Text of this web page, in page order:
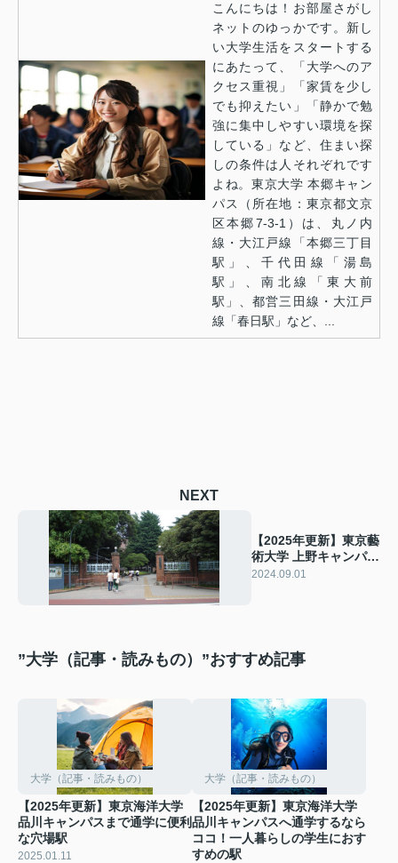
こんにちは！お部屋さがし
ネットのゆっかです。新し
い大学生活をスタートする
にあたって、「大学へのア
クセス重視」「家賃を少し
でも抑えたい」「静かで勉
強に集中しやすい環境を探
している」など、住まい探
しの条件は人それぞれです
よね。東京大学 本郷キャン
パス（所在地：東京都文京
区本郷7-3-1）は、丸ノ内
線・大江戸線「本郷三丁目
駅」、千代田線「湯島
駅」、南北線「東大前
駅」、都営三田線・大江戸
線「春日駅」など、...
NEXT
【2025年更新】東京藝
術大学 上野キャンパス
の学生生活と物件探し
2024.09.01
”大学（記事・読みもの）”おすすめ記事
大学（記事・読みもの）
【2025年更新】東京海洋大学
品川キャンパスまで通学に便利
な穴場駅
2025.01.11
大学（記事・読みもの）
【2025年更新】東京海洋大学
品川キャンパスへ通学するなら
ココ！一人暮らしの学生におす
すめの駅